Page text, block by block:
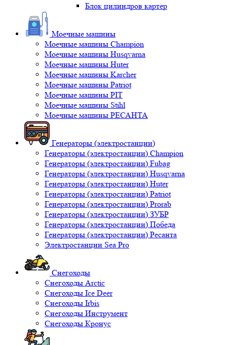
Блок цилиндров картер
Моечные машины
Моечные машины Champion
Моечные машины Husqvarna
Моечные машины Huter
Моечные машины Karcher
Моечные машины Patriot
Моечные машины PIT
Моечные машины Stihl
Моечные машины РЕСАНТА
Генераторы (электростанции)
Генераторы (электростанции) Champion
Генераторы (электростанции) Fubag
Генераторы (электростанции) Husqvarna
Генераторы (электростанции) Huter
Генераторы (электростанции) Patriot
Генераторы (электростанции) Prorab
Генераторы (электростанции) ЗУБР
Генераторы (электростанции) Победа
Генераторы (электростанции) Ресанта
Электростанции Sea Pro
Снегоходы
Снегоходы Arctic
Снегоходы Ice Deer
Снегоходы Irbis
Снегоходы Инструмент
Снегоходы Кронус